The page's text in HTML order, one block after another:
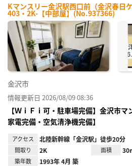
Kマンスリー金沢駅西口前（金沢春日
403・2K-【中部屋】(No.937366)
金沢市
情報更新日 2026/08/09 08:36
【ＷｉＦｉ可・駐車場完備】金沢市
家電完備・空気清浄機完備】
アクセス 北陸新幹線「金沢駅」徒歩20分
間取り 2K 面積
築年数 1993年 4月 築